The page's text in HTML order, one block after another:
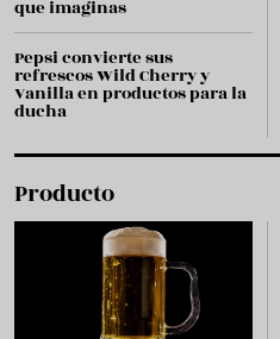
que imaginas
Pepsi convierte sus
refrescos Wild Cherry y
Vanilla en productos para la
ducha
Producto